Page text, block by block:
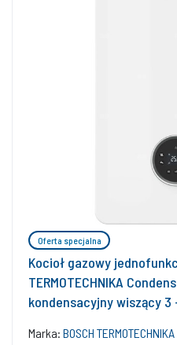
Oferta specjalna
Kocioł gazowy
TERMOTECHNIKA
kondensacyjny wiszący 3
Marka: BOSCH